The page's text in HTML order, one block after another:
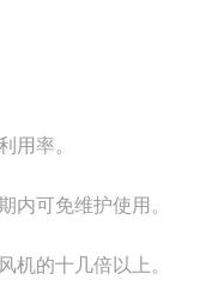
用率。
内可免维护使用。
机的十几倍以上。